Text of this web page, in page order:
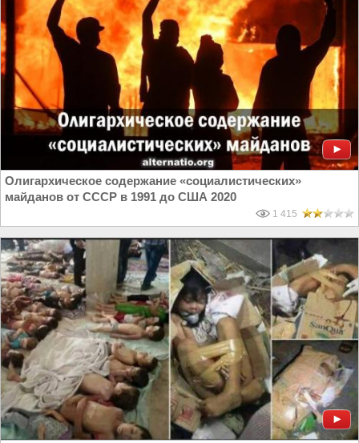
Олигархическое содержание «социалистических»
майданов от СССР в 1991 до США 2020
1 415